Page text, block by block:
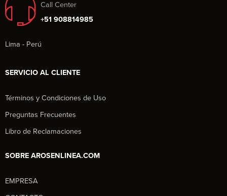
Call Center
+51 908814985
Lima - Perú
SERVICIO AL CLIENTE
Términos y Condiciones de Uso
Preguntas Frecuentes
Libro de Reclamaciones
SOBRE AROSENLINEA.COM
EMPRESA